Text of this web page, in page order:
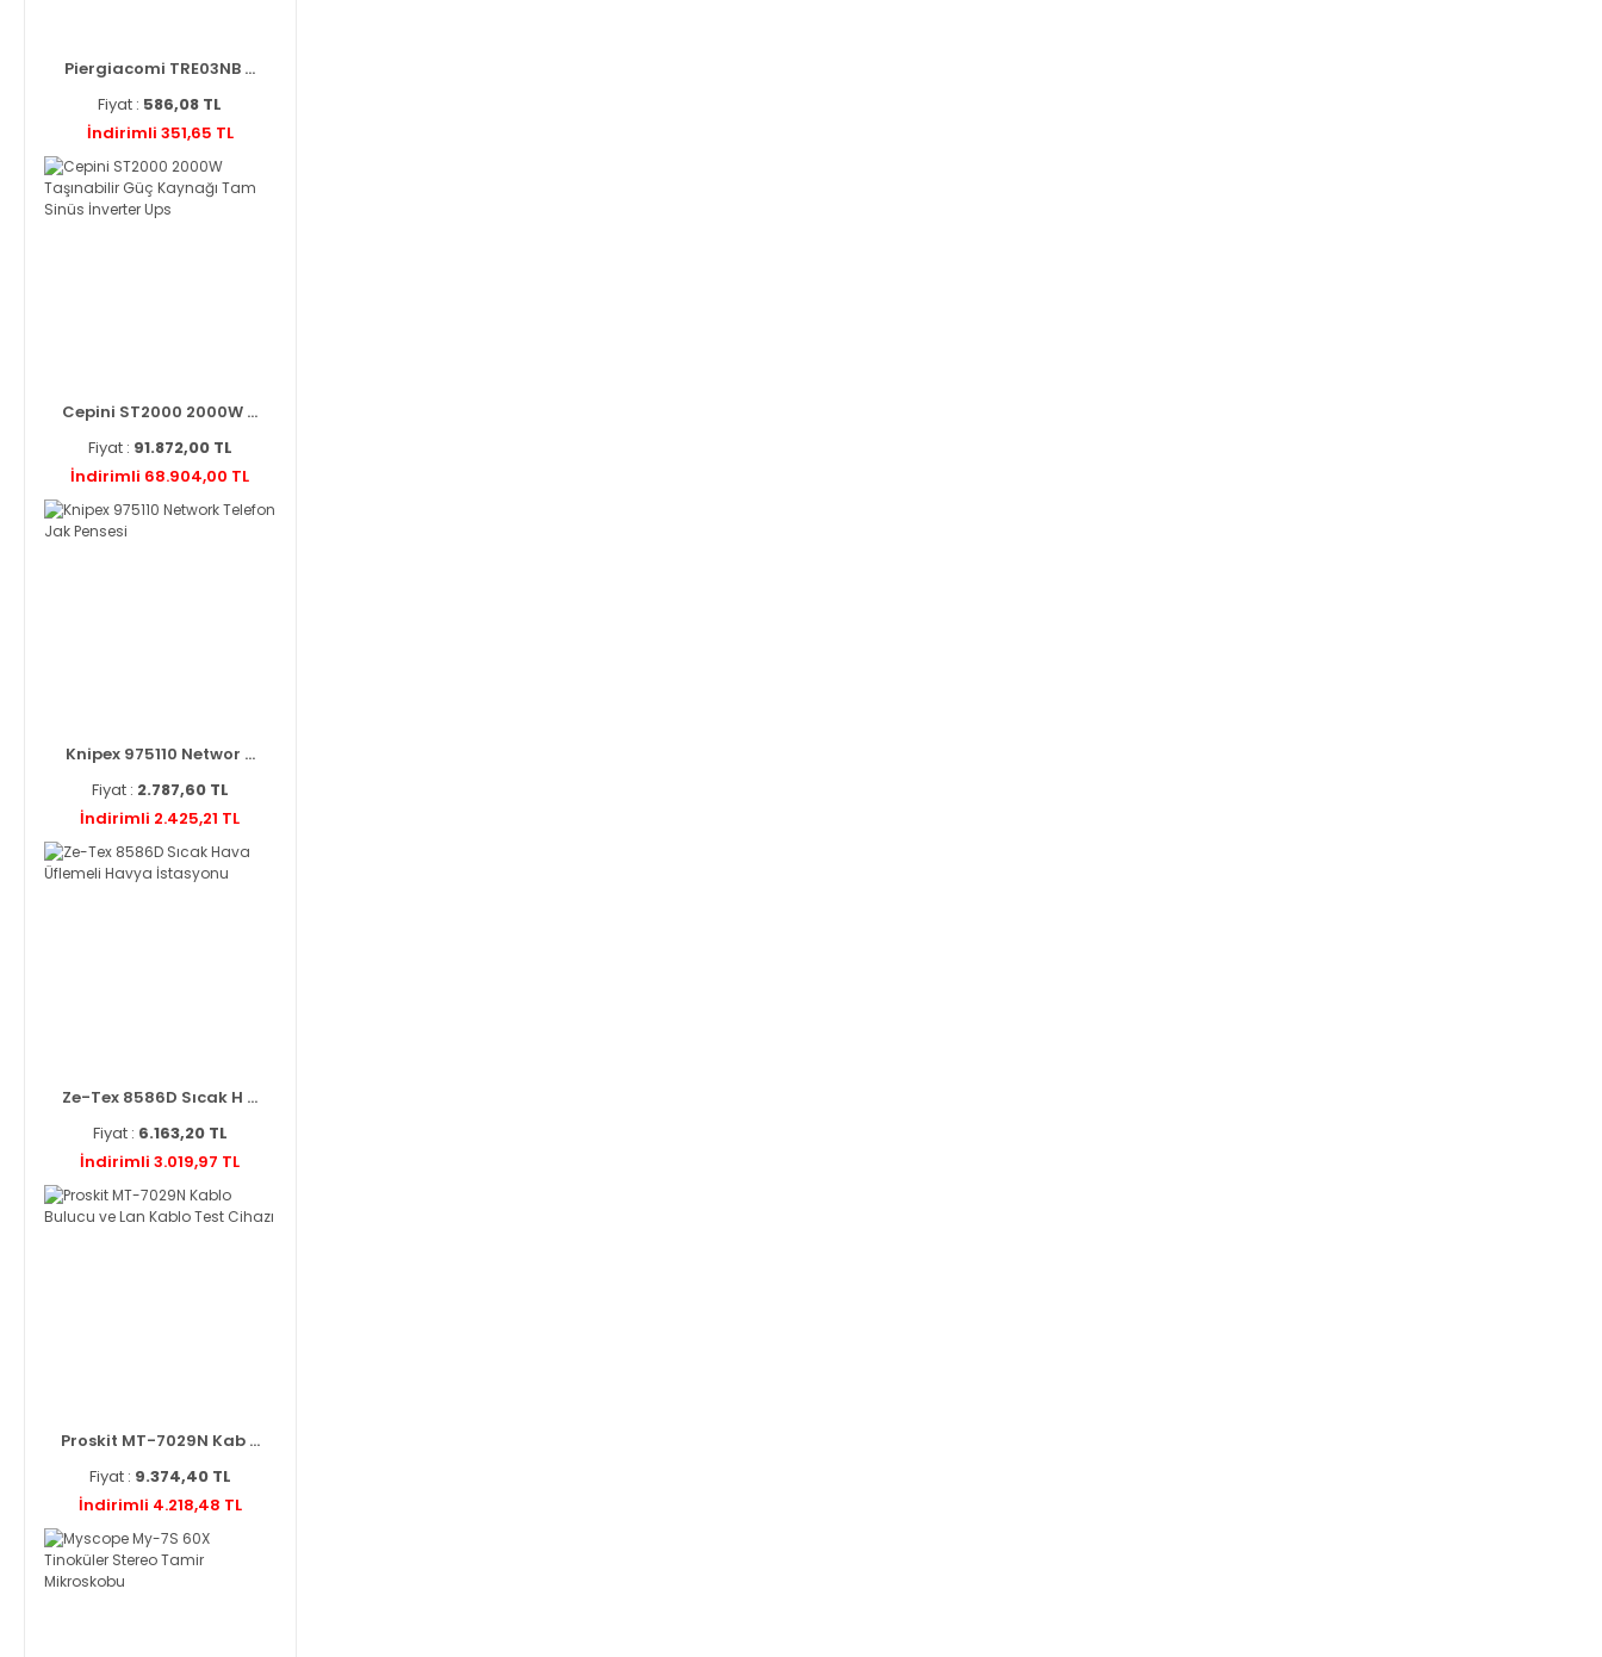
Piergiacomi TRE03NB ...
Fiyat : 586,08 TL
İndirimli 351,65 TL
Cepini ST2000 2000W ...
Fiyat : 91.872,00 TL
İndirimli 68.904,00 TL
Knipex 975110 Networ ...
Fiyat : 2.787,60 TL
İndirimli 2.425,21 TL
Ze-Tex 8586D Sıcak H ...
Fiyat : 6.163,20 TL
İndirimli 3.019,97 TL
Proskit MT-7029N Kab ...
Fiyat : 9.374,40 TL
İndirimli 4.218,48 TL